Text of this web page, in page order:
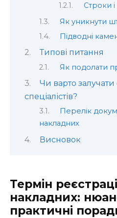
Строки
Як уникнути
Підводні
Типові питання
Як подолати
Чи варто залучати
спеціалістів?
Перелік
накладних
Висновок
Термін
накладних:
практичні